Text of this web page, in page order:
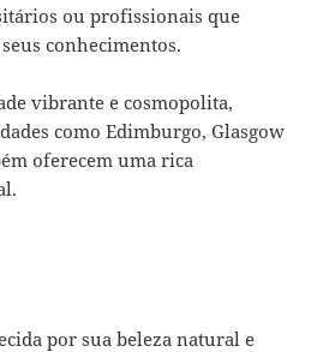
ou profissionais que
conhecimentos.
vibrante e cosmopolita,
como Edimburgo, Glasgow
oferecem uma rica
por sua beleza natural e